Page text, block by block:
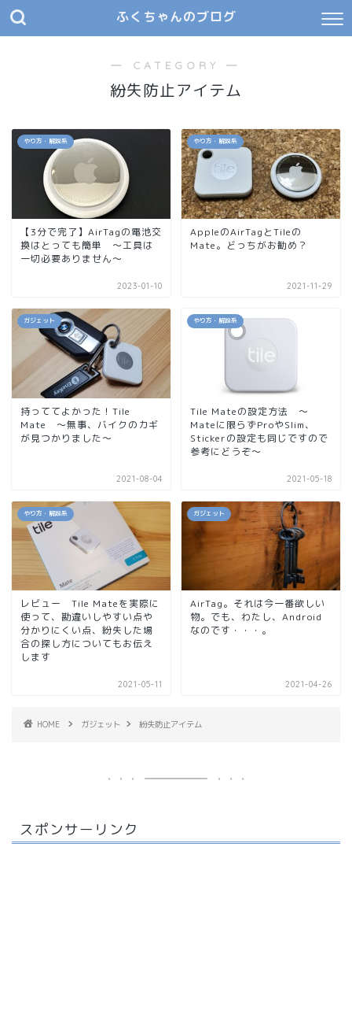
ふくちゃんのブログ
― CATEGORY ―
紛失防止アイテム
やり方・解説系
【3分で完了】AirTagの電池交
換はとっても簡単 〜工具は
一切必要ありません〜
2023-01-10
やり方・解説系
AppleのAirTagとTileの
Mate。どっちがお勧め？
2021-11-29
ガジェット
持っててよかった！Tile
Mate ～無事、バイクのカギ
が見つかりました～
2021-08-04
やり方・解説系
Tile Mateの設定方法 ～
Mateに限らずProやSlim、
Stickerの設定も同じですので
参考にどうぞ～
2021-05-18
やり方・解説系
レビュー Tile Mateを実際に
使って、勘違いしやすい点や
分かりにくい点、紛失した場
合の探し方についてもお伝え
します
2021-05-11
ガジェット
AirTag。それは今一番欲しい
物。でも、わたし、Android
なのです・・・。
2021-04-26
HOME ガジェット 紛失防止アイテム
スポンサーリンク